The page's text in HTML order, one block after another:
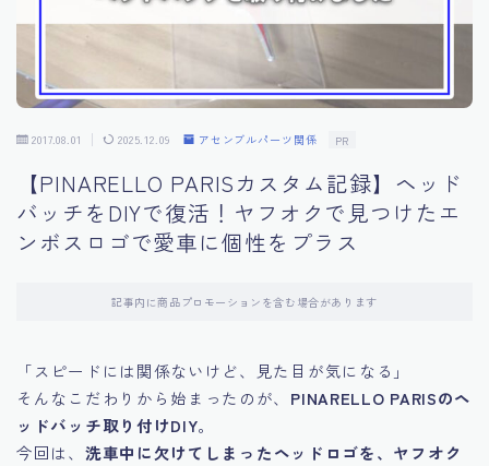
2017.08.01 2025.12.09 アセンブルパーツ関係 PR
【PINARELLO PARISカスタム記録】ヘッド
バッチをDIYで復活！ヤフオクで見つけたエ
ンボスロゴで愛車に個性をプラス
記事内に商品プロモーションを含む場合があります
「スピードには関係ないけど、見た目が気になる」
そんなこだわりから始まったのが、 PINARELLO PARISのヘ
ッドバッチ取り付けDIY。
今回は、 洗車中に欠けてしまったヘッドロゴを、ヤフオク